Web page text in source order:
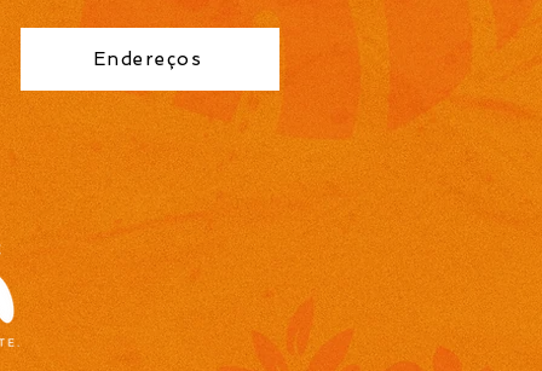
Endereços